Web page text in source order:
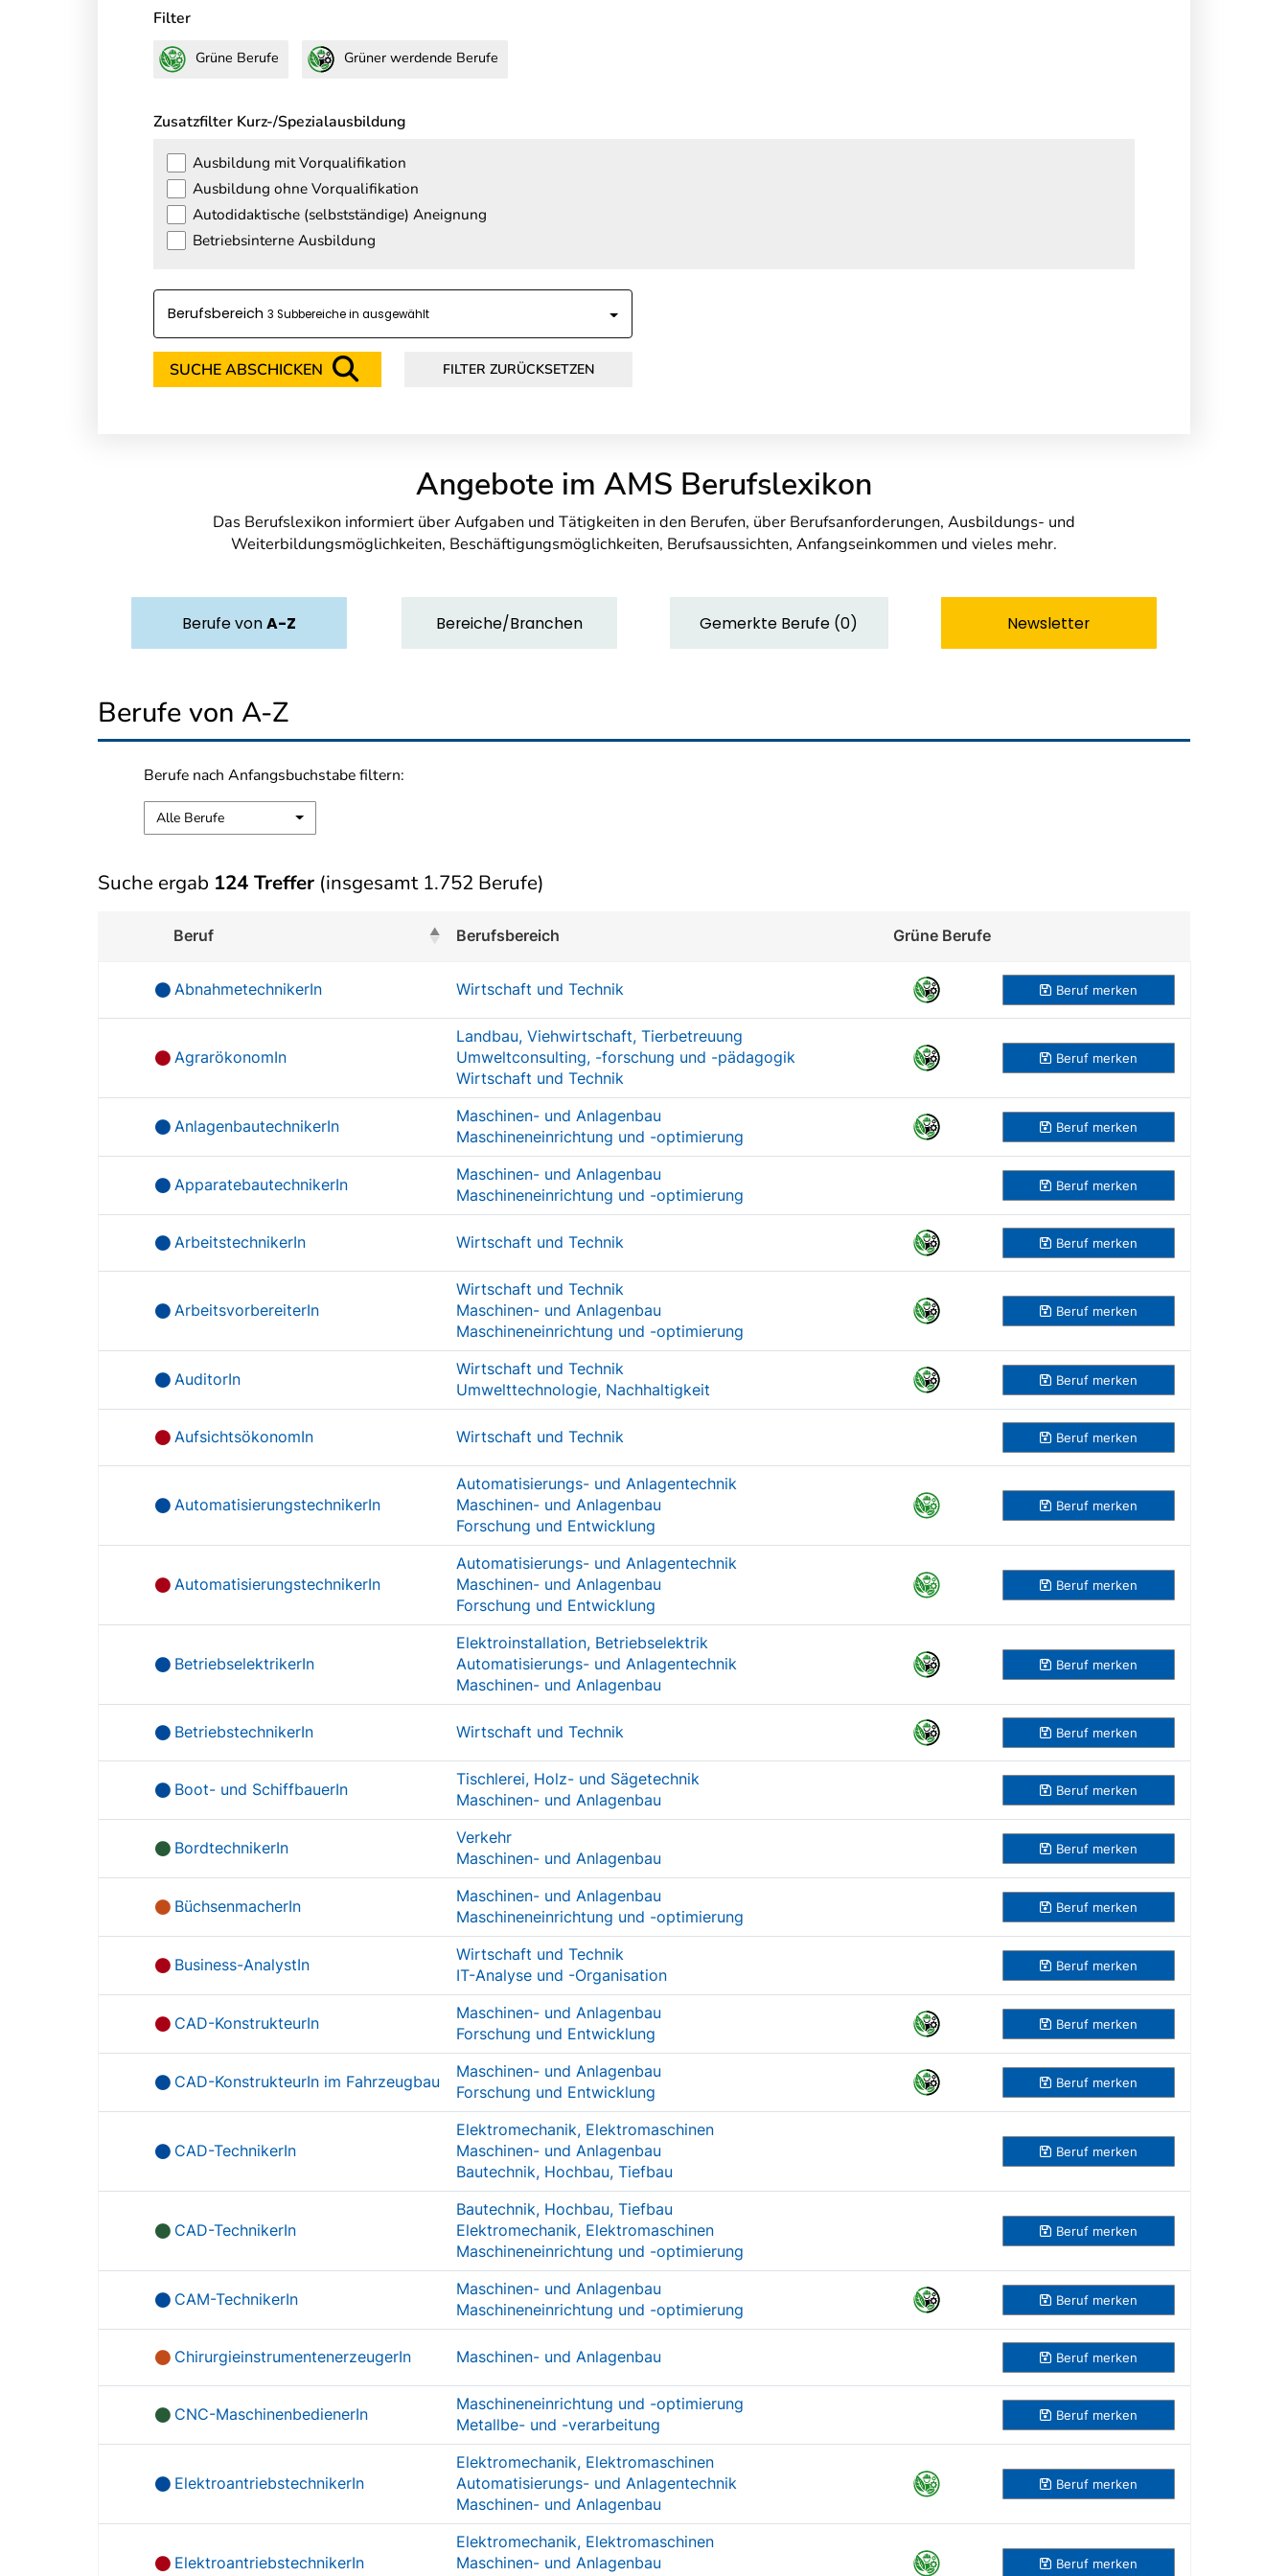
Filter
Grüne Berufe Grüner werdende Berufe
Zusatzfilter Kurz-/Spezialausbildung
Ausbildung mit Vorqualifikation
Ausbildung ohne Vorqualifikation
Autodidaktische (selbstständige) Aneignung
Betriebsinterne Ausbildung
Berufsbereich 3
SUCHE ABSCHICKEN FILTER ZURÜCKSETZEN
Angebote im AMS Berufslexikon
Das Berufslexikon informiert über Aufgaben und Tätigkeiten in den Berufen, über Berufsanforderungen, Ausbildungs- und
Weiterbildungsmöglichkeiten, Beschäftigungsmöglichkeiten, Berufsaussichten, Anfangseinkommen und vieles mehr.
BerufevonA-Z Bereiche/Branchen Gemerkte Berufe (0) Newsletter
Berufe von A-Z
Berufe nach Anfangsbuchstabe filtern:
Alle Berufe
Suche ergab 124 Treffer (insgesamt 1.752 Berufe)
Beruf Berufsbereich Grüne Berufe
AbnahmetechnikerIn Wirtschaft und Technik Beruf merken
AgrarökonomIn
Landbau, Viehwirtschaft, Tierbetreuung
Umweltconsulting, -forschung und -pädagogik
Wirtschaft und Technik
Beruf merken
AnlagenbautechnikerIn
Maschinen- und Anlagenbau
Maschineneinrichtung und -optimierung
Beruf merken
ApparatebautechnikerIn
Maschinen- und Anlagenbau
Maschineneinrichtung und -optimierung
Beruf merken
ArbeitstechnikerIn Wirtschaft und Technik Beruf merken
ArbeitsvorbereiterIn
Wirtschaft und Technik
Maschinen- und Anlagenbau
Maschineneinrichtung und -optimierung
Beruf merken
AuditorIn
Wirtschaft und Technik
Umwelttechnologie, Nachhaltigkeit
Beruf merken
AufsichtsökonomIn Wirtschaft und Technik Beruf merken
AutomatisierungstechnikerIn
Automatisierungs- und Anlagentechnik
Maschinen- und Anlagenbau
Forschung und Entwicklung
Beruf merken
AutomatisierungstechnikerIn
Automatisierungs- und Anlagentechnik
Maschinen- und Anlagenbau
Forschung und Entwicklung
Beruf merken
BetriebselektrikerIn
Elektroinstallation, Betriebselektrik
Automatisierungs- und Anlagentechnik
Maschinen- und Anlagenbau
Beruf merken
BetriebstechnikerIn Wirtschaft und Technik Beruf merken
Boot- und SchiffbauerIn
Tischlerei, Holz- und Sägetechnik
Maschinen- und Anlagenbau
Beruf merken
BordtechnikerIn
Verkehr
Maschinen- und Anlagenbau
Beruf merken
BüchsenmacherIn
Maschinen- und Anlagenbau
Maschineneinrichtung und -optimierung
Beruf merken
Business-AnalystIn
Wirtschaft und Technik
IT-Analyse und -Organisation
Beruf merken
CAD-KonstrukteurIn
Maschinen- und Anlagenbau
Forschung und Entwicklung
Beruf merken
CAD-KonstrukteurIn im Fahrzeugbau
Maschinen- und Anlagenbau
Forschung und Entwicklung
Beruf merken
CAD-TechnikerIn
Elektromechanik, Elektromaschinen
Maschinen- und Anlagenbau
Bautechnik, Hochbau, Tiefbau
Beruf merken
CAD-TechnikerIn
Bautechnik, Hochbau, Tiefbau
Elektromechanik, Elektromaschinen
Maschineneinrichtung und -optimierung
Beruf merken
CAM-TechnikerIn
Maschinen- und Anlagenbau
Maschineneinrichtung und -optimierung
Beruf merken
ChirurgieinstrumentenerzeugerIn Maschinen- und Anlagenbau Beruf merken
CNC-MaschinenbedienerIn
Maschineneinrichtung und -optimierung
Metallbe- und -verarbeitung
Beruf merken
ElektroantriebstechnikerIn
Elektromechanik, Elektromaschinen
Automatisierungs- und Anlagentechnik
Maschinen- und Anlagenbau
Beruf merken
ElektroantriebstechnikerIn
Elektromechanik, Elektromaschinen
Maschinen- und Anlagenbau
Beruf merken